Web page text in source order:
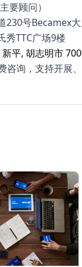
要顾问）
230号Becamex
秀TTC广场9楼
平, 胡志明市
咨询，支持开展